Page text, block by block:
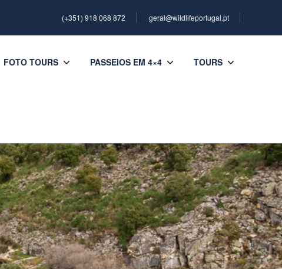
(+351) 918 068 872 geral@wildlifeportugal.pt
FOTO TOURS PASSEIOS EM 4×4 TOURS